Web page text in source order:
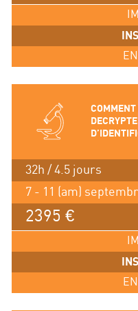
32h / 4.5 jours
7 - 11 (am)
2395 €